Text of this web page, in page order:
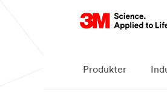
Produkter